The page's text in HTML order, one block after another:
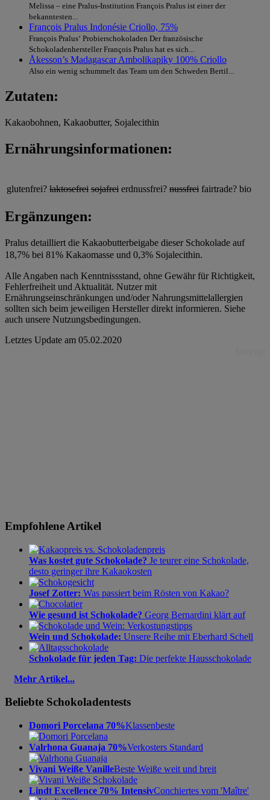
Melissa – eine Pralus-Institution François Pralus ist einer der
bekanntesten...
François Pralus Indonésie Criollo, 75%
François Pralus‘ Probierschokoladen Der französische
Schokoladenhersteller François Pralus hat es sich...
Åkesson’s Madagascar Ambolikapiky 100% Criollo
Also ein wenig schummelt das Team um den Schweden Bertil...
Zutaten:
Kakaobohnen, Kakaobutter, Sojalecithin
Ernährungsinformationen:
glutenfrei? laktosefrei sojafrei erdnussfrei? nussfrei fairtrade? bio
Ergänzungen:
Pralus detailliert die Kakaobutterbeigabe dieser Schokolade auf
18,7% bei 81% Kakaomasse und 0,3% Sojalecithin.
Alle Angaben nach Kenntnissstand, ohne Gewähr für Richtigkeit,
Fehlerfreiheit und Aktualität. Nutzer mit
Ernährungseinschränkungen und/oder Nahrungsmittelallergien
sollten sich beim jeweiligen Hersteller direkt informieren. Siehe
auch unsere Nutzungsbedingungen.
Letztes Update am 05.02.2020
Empfohlene Artikel
Was kostet gute Schokolade? Je teurer eine Schokolade,
desto geringer ihre Kakaokosten
Josef Zotter: Was passiert beim Rösten von Kakao?
Wie gesund ist Schokolade? Georg Bernardini klärt auf
Wein und Schokolade: Unsere Reihe mit Eberhard Schell
Schokolade für jeden Tag: Die perfekte Hausschokolade
Mehr Artikel...
Beliebte Schokoladentests
Domori Porcelana 70%Klassenbeste
Valrhona Guanaja 70%Verkosters Standard
Vivani Weiße VanilleBeste Weiße weit und breit
Lindt Excellence 70% IntensivConchiertes vom 'Maître'